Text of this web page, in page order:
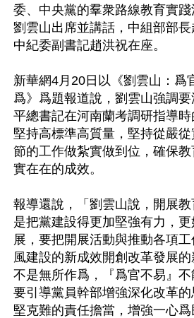
委、中央黨的羣衆路線教育實
劉雲山出席並講話，中組部部長
中紀委副書記趙洪祝在座。
新華網4月20日以《劉雲山：爲
爲》爲題報道說，劉雲山強調
平總書記在河南蘭考調研指導時
堅持高標準高質量，堅持從嚴
節的工作做紮實做到位，確保
實在在的成效。
報導還說，「劉雲山說，開展
是把黨建設得更加堅強有力，
展，要把開展活動與推動各項
風建設的新成效開創改革發展
不是無所作爲，『爲官不易』不
要引導黨員幹部增強深化改革
堅克難的責任擔當，增強一心